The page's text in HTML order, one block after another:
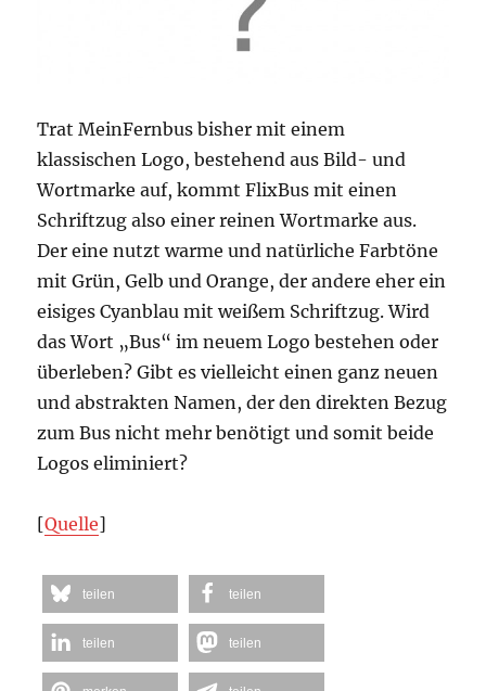
Trat MeinFernbus bisher mit einem
klassischen Logo, bestehend aus Bild- und
Wortmarke auf, kommt FlixBus mit einen
Schriftzug also einer reinen Wortmarke aus.
Der eine nutzt warme und natürliche Farbtöne
mit Grün, Gelb und Orange, der andere eher ein
eisiges Cyanblau mit weißem Schriftzug. Wird
das Wort „Bus“ im neuem Logo bestehen oder
überleben? Gibt es vielleicht einen ganz neuen
und abstrakten Namen, der den direkten Bezug
zum Bus nicht mehr benötigt und somit beide
Logos eliminiert?
[Quelle]
teilen teilen
teilen teilen